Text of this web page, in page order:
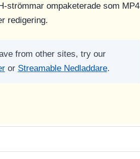
strömmar ompaketerade som MP4
redigering.
from other sites, try our
or Streamable Nedladdare.